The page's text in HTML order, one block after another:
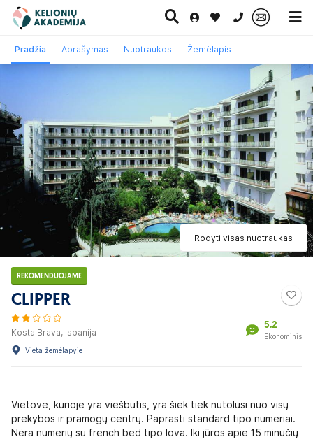
0 700 11007
Paskutinė
minutė
Egzotinės
kelionės
Kruizai
Rodyti visas nuotraukas
REKOMENDUOJAME
CLIPPER
Kosta Brava, Ispanija
5.2
Ekonominis
Vieta žemėlapyje
Vietovė, kurioje yra viešbutis, yra šiek tiek nutolusi nuo visų
prekybos ir pramogų centrų. Paprasti standard tipo numeriai.
Nėra numerių su french bed tipo lova. Iki jūros apie 15 minučių
Pradžia Aprašymas Nuotraukos Žemėlapis